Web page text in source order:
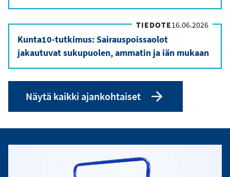
TIEDOTE16.06.2026
Kunta10-tutkimus: Sairauspoissaolot
jakautuvat sukupuolen, ammatin ja iän mukaan
Näytä kaikki ajankohtaiset